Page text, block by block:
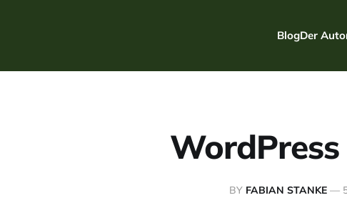
BlogDer
BY FABIAN STANKE—